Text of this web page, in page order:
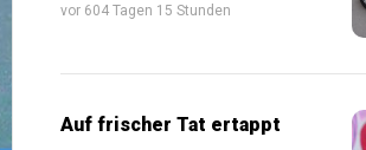
vor 604 Tagen 15 Stunden
Auf frischer Tat ertappt